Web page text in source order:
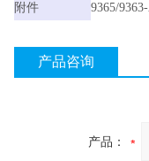
附件
9365/
产品咨询
产品：